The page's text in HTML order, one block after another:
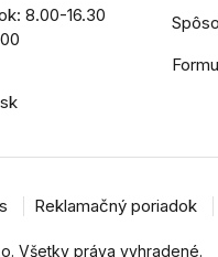
8.00-16.30
Všetky práva vyhradené.
Reklamačný poriadok